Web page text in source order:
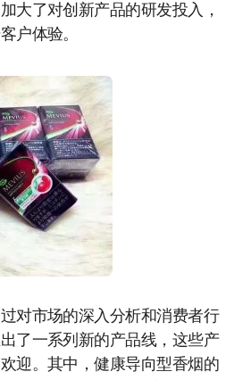
大了对创新产品的研发投入，
户体验。
对市场的深入分析和消费者行
了一系列新的产品线，这些产
迎。其中，健康导向型香烟的